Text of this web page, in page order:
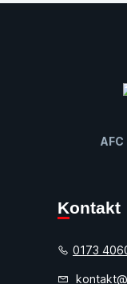
Kontakt
0173